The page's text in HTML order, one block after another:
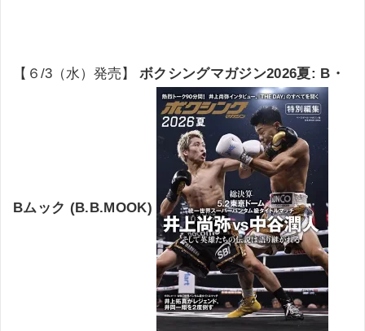
【６/3（水）発売】 ボクシングマガジン2026夏: B・
Bムック (B.B.MOOK)